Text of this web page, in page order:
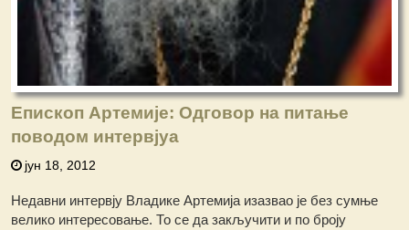
Епископ Артемије: Одговор на питање
поводом интервјуа
јун 18, 2012
Недавни интервју Владике Артемија изазвао је без сумње
велико интересовање. То се да закључити и по броју